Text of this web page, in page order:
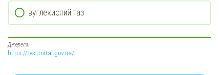
вуглекислий газ
Джерела:
https://testportal.gov.ua/